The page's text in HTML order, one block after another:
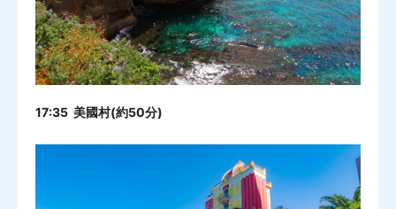
17:35 美國村(約50分)